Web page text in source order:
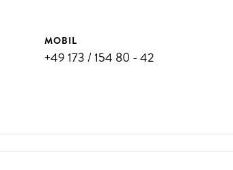
MOBIL
+49 173 / 154 80 - 42